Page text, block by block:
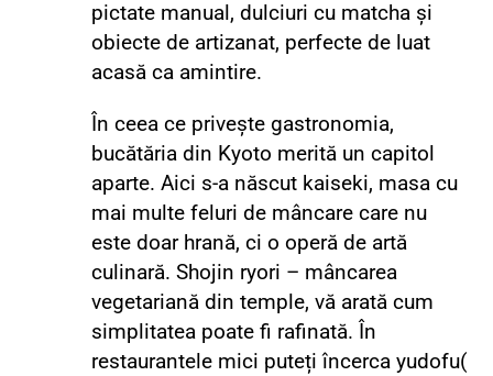
pictate manual, dulciuri cu matcha și
obiecte de artizanat, perfecte de luat
acasă ca amintire.
În ceea ce privește gastronomia,
bucătăria din Kyoto merită un capitol
aparte. Aici s-a născut kaiseki, masa cu
mai multe feluri de mâncare care nu
este doar hrană, ci o operă de artă
culinară. Shojin ryori – mâncarea
vegetariană din temple, vă arată cum
simplitatea poate fi rafinată. În
restaurantele mici puteți încerca yudofu(